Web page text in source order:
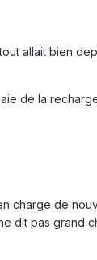
allait bien
de la
charge de
dit pas grand